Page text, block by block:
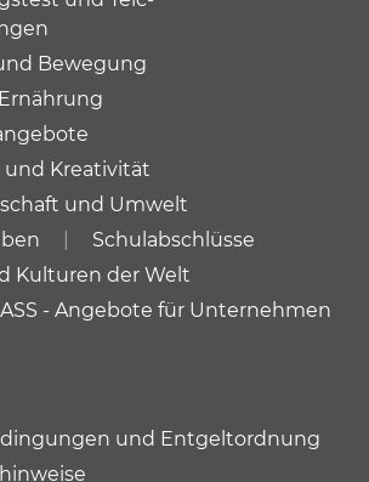
Bewegung
und Kreativität
und Umwelt
Schulabschlüsse
Kulturen der Welt
- Angebote für Unternehmen
und Entgeltordnung